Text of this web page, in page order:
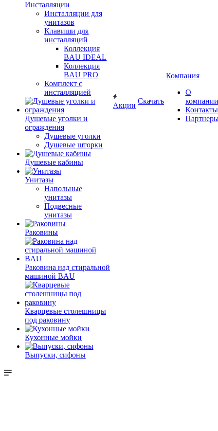
Инсталляции
Инсталляции для
унитазов
Клавиши для
инсталляций
Коллекция
BAU IDEAL
Коллекция
BAU PRO
Комплект с
инсталляцией
Душевые уголки и
ограждения
Душевые уголки
Душевые шторки
Душевые кабины
Унитазы
Напольные
унитазы
Подвесные
унитазы
Раковины
Раковина над стиральной
машиной BAU
Кварцевые столешницы
под раковину
Кухонные мойки
Выпуски, сифоны
Акции
Скачать
Компания
О
компании
Контакты